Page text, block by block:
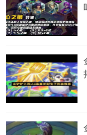
现在“双基础装备选
携带1件成装了。
2、平衡性调整
——【强化符文】调
移除了强化符文“安可
第一轮可刷出。